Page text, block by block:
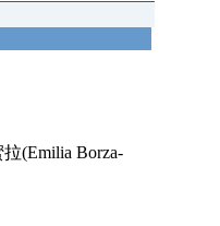
(Emilia Borza-